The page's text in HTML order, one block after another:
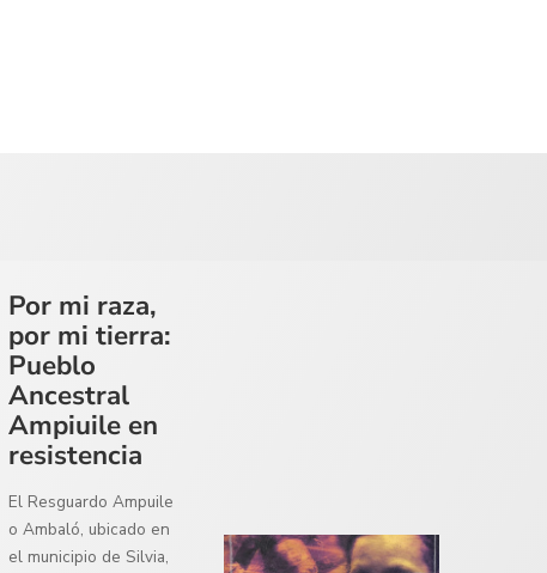
Por mi raza,
por mi tierra:
Pueblo
Ancestral
Ampiuile en
resistencia
El Resguardo Ampuile
o Ambaló, ubicado en
el municipio de Silvia,